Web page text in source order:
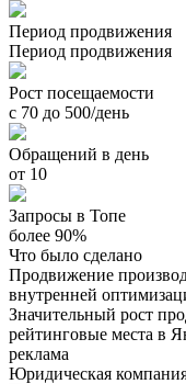
Период продвижения
Период продвижения
Рост посещаемости
с 70 до 500/день
Обращений в день
от 10
Запросы в Топе
более 90%
Что было сделано
Продвижение
внутренней
Значительный рост
рейтинговые места в
реклама
Юридическая